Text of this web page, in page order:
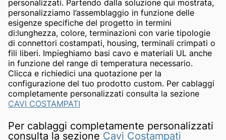
personalizzati. Partendo dalla soluzione qui mostrata,
personalizziamo l’assemblaggio in funzione delle
esigenze specifiche del progetto in termini
di:lunghezza, colore, terminazioni con varie tipologie
di connettori costampati, housing, terminali crimpati o
fili liberi. Impieghiamo basi cavo e materiali UL anche
in funzione del range di temperatura necessario.
Clicca e richiedici una quotazione per la
configurazione del tuo prodotto custom. Per cablaggi
completamente personalizzati consulta la sezione
CAVI COSTAMPATI
Per cablaggi completamente personalizzati
consulta la sezione Cavi Costampati